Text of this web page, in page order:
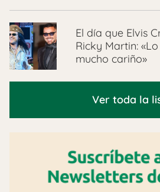
El día que Elvis
Ricky Martin:
mucho cariño»
Ver toda la